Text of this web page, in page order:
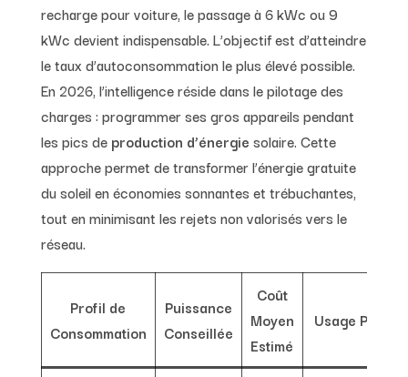
recharge pour voiture, le passage à 6 kWc ou 9
kWc devient indispensable. L’objectif est d’atteindre
le taux d’autoconsommation le plus élevé possible.
En 2026, l’intelligence réside dans le pilotage des
charges : programmer ses gros appareils pendant
les pics de production d’énergie solaire. Cette
approche permet de transformer l’énergie gratuite
du soleil en économies sonnantes et trébuchantes,
tout en minimisant les rejets non valorisés vers le
réseau.
Profil de
Consommation
Puissance
Conseillée
Coût
Moyen
Estimé
Usage